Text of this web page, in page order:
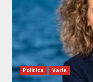
Politica Varie